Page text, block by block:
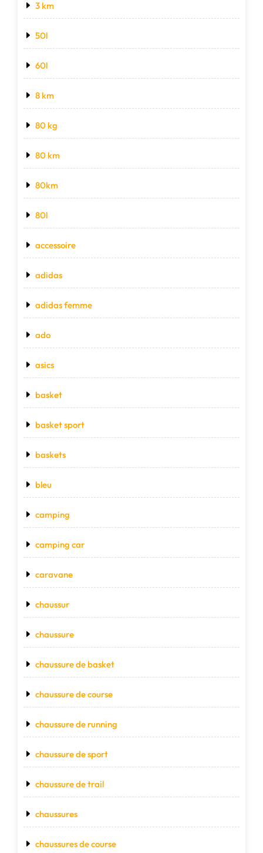
3 km
50l
60l
8 km
80 kg
80 km
80km
80l
accessoire
adidas
adidas femme
ado
asics
basket
basket sport
baskets
bleu
camping
camping car
caravane
chaussur
chaussure
chaussure de basket
chaussure de course
chaussure de running
chaussure de sport
chaussure de trail
chaussures
chaussures de course